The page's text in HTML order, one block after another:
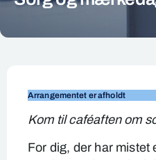
mærkedageArrangementet er afholdt
Kom til caféaften om
For dig, der har